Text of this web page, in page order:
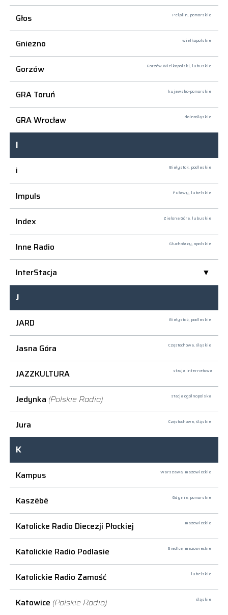
Głos Pelplin, pomorskie
Gniezno wielkopolskie
Gorzów Gorzów Wielkopolski, lubuskie
GRA Toruń kujawsko-pomorskie
GRA Wrocław dolnośląskie
I
i
Białystok, podlaskie
Impuls Puławy, lubelskie
Index Zielona Góra, lubuskie
Inne Radio Głuchołazy, opolskie
InterStacja
J
JARD
Białystok, podlaskie
Jasna Góra Częstochowa, śląskie
JAZZKULTURA stacja internetowa
Jedynka (Polskie Radio) stacja ogólnopolska
Jura Częstochowa, śląskie
K
Kampus
Warszawa, mazowieckie
Kaszëbë Gdynia, pomorskie
Katolicke Radio Diecezji Płockiej mazowieckie
Katolickie Radio Podlasie Siedlce, mazowieckie
Katolickie Radio Zamość lubelskie
Katowice (Polskie Radio) śląskie